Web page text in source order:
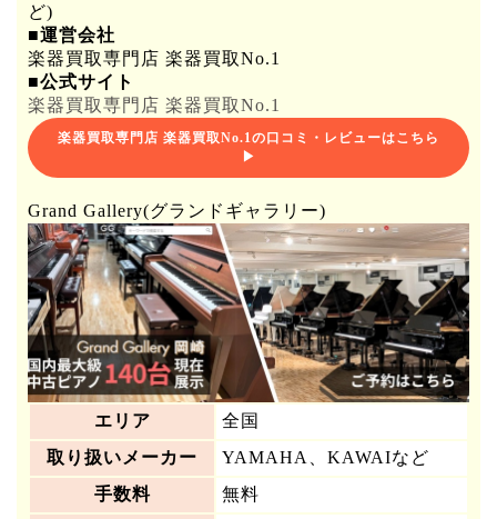
ど)
■運営会社
楽器買取専門店 楽器買取No.1
■公式サイト
楽器買取専門店 楽器買取No.1
楽器買取専門店 楽器買取No.1の口コミ・レビューはこちら
▶
Grand Gallery(グランドギャラリー)
エリア
全国
取り扱いメーカー
YAMAHA、KAWAIなど
手数料
無料